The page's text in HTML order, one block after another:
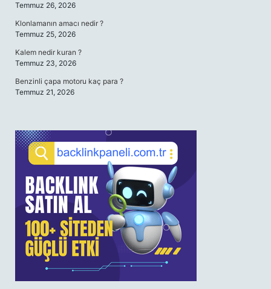
Temmuz 26, 2026
Klonlamanın amacı nedir ?
Temmuz 25, 2026
Kalem nedir kuran ?
Temmuz 23, 2026
Benzinli çapa motoru kaç para ?
Temmuz 21, 2026